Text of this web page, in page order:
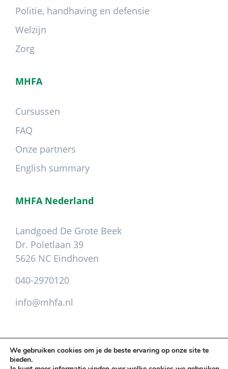
Politie, handhaving en defensie
Welzijn
Zorg
MHFA
Cursussen
FAQ
Onze partners
English summary
MHFA Nederland
Landgoed De Grote Beek
Dr. Poletlaan 39
5626 NC Eindhoven
040-2970120
info@mhfa.nl
We gebruiken cookies om je de beste ervaring op onze site te
bieden.